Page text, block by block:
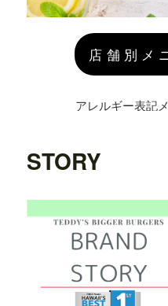
店舗別メ
アレルギー表記
STORY